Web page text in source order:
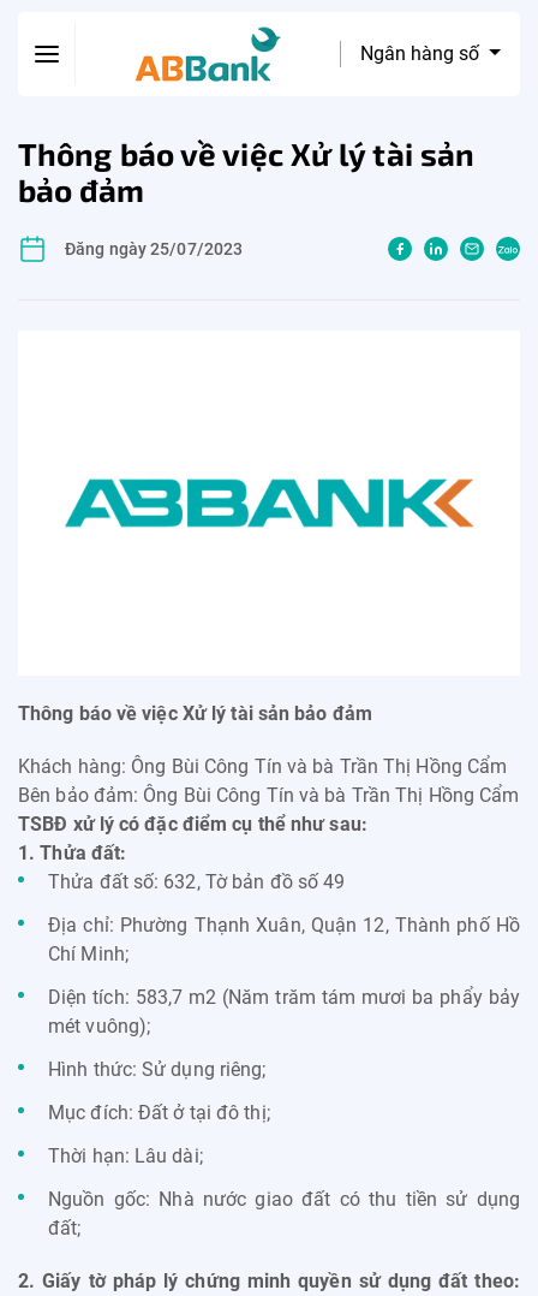
Ngân hàng số
Thông báo về việc Xử lý tài sản
bảo đảm
Đăng ngày 25/07/2023
Thông báo về việc Xử lý tài sản bảo đảm
Khách hàng: Ông Bùi Công Tín và bà Trần Thị Hồng Cẩm
Bên bảo đảm: Ông Bùi Công Tín và bà Trần Thị Hồng Cẩm
TSBĐ xử lý có đặc điểm cụ thể như sau:
1. Thửa đất:
Thửa đất số: 632, Tờ bản đồ số 49
Địa chỉ: Phường Thạnh Xuân, Quận 12, Thành phố Hồ
Chí Minh;
Diện tích: 583,7 m2 (Năm trăm tám mươi ba phẩy bảy
mét vuông);
Hình thức: Sử dụng riêng;
Mục đích: Đất ở tại đô thị;
Thời hạn: Lâu dài;
Nguồn gốc: Nhà nước giao đất có thu tiền sử dụng
đất;
2. Giấy tờ pháp lý chứng minh quyền sử dụng đất theo: